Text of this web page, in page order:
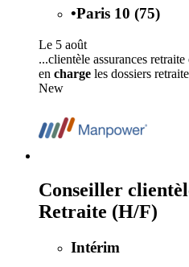
•Paris 10 (75)
Le 5 août
...clientèle assurances
en charge les dossiers
New
Conseiller
Retraite (H/F)
Intérim